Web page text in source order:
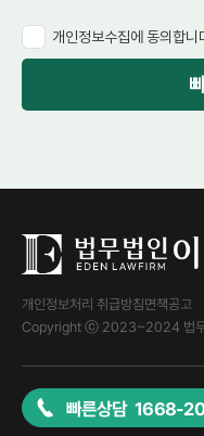
개인정보수집에 동의합니
개인정보처리 취급방침면책공고
Copyright ⓒ 2023~2024 법무
빠른상담 1668-